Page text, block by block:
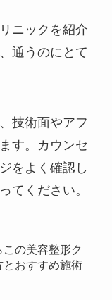
ニックを紹介
通うのにとて
技術面やアフ
す。カウンセ
をよく確認し
てください。
の美容整形ク
とおすすめ施術